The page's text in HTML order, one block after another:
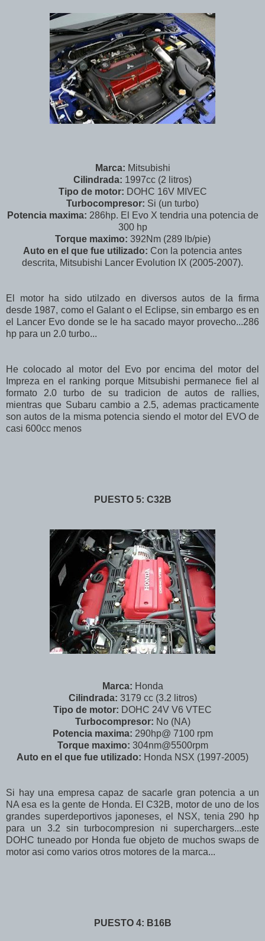
Marca: Mitsubishi
Cilindrada: 1997cc (2 litros)
Tipo de motor: DOHC 16V MIVEC
Turbocompresor: Si (un turbo)
Potencia maxima: 286hp. El Evo X tendria una potencia de
300 hp
Torque maximo: 392Nm (289 lb/pie)
Auto en el que fue utilizado: Con la potencia antes
descrita, Mitsubishi Lancer Evolution IX (2005-2007).
El motor ha sido utilzado en diversos autos de la firma
desde 1987, como el Galant o el Eclipse, sin embargo es en
el Lancer Evo donde se le ha sacado mayor provecho...286
hp para un 2.0 turbo...
He colocado al motor del Evo por encima del motor del
Impreza en el ranking porque Mitsubishi permanece fiel al
formato 2.0 turbo de su tradicion de autos de rallies,
mientras que Subaru cambio a 2.5, ademas practicamente
son autos de la misma potencia siendo el motor del EVO de
casi 600cc menos
PUESTO 5: C32B
Marca: Honda
Cilindrada: 3179 cc (3.2 litros)
Tipo de motor: DOHC 24V V6 VTEC
Turbocompresor: No (NA)
Potencia maxima: 290hp@ 7100 rpm
Torque maximo: 304nm@5500rpm
Auto en el que fue utilizado: Honda NSX (1997-2005)
Si hay una empresa capaz de sacarle gran potencia a un
NA esa es la gente de Honda. El C32B, motor de uno de los
grandes superdeportivos japoneses, el NSX, tenia 290 hp
para un 3.2 sin turbocompresion ni superchargers...este
DOHC tuneado por Honda fue objeto de muchos swaps de
motor asi como varios otros motores de la marca...
PUESTO 4: B16B